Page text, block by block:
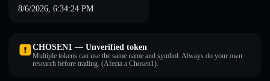
8/6/2026, 6:34:24 PM
CHOSEN1 — Unverified token
Multiple tokens can use the same name and symbol. Always do your own
research before trading. (Afecta a Chosen1).